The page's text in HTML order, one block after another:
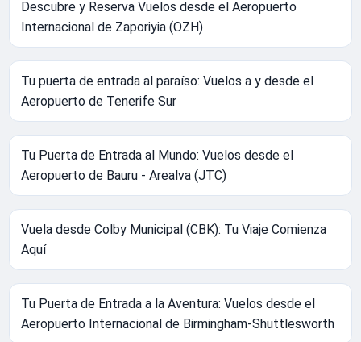
Descubre y Reserva Vuelos desde el Aeropuerto
Internacional de Zaporiyia (OZH)
Tu puerta de entrada al paraíso: Vuelos a y desde el
Aeropuerto de Tenerife Sur
Tu Puerta de Entrada al Mundo: Vuelos desde el
Aeropuerto de Bauru - Arealva (JTC)
Vuela desde Colby Municipal (CBK): Tu Viaje Comienza
Aquí
Tu Puerta de Entrada a la Aventura: Vuelos desde el
Aeropuerto Internacional de Birmingham-Shuttlesworth